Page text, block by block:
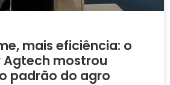
mais eficiência: o
Agtech mostrou
padrão do agro